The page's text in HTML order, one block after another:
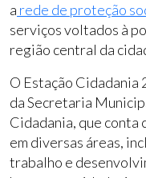
a rede de proteção
serviços voltados à
região central da
O Estação Cidadania
da Secretaria
Cidadania, que conta
em diversas áreas,
trabalho e